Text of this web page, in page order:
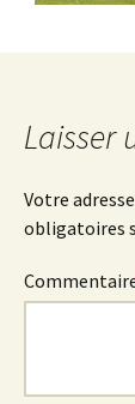
Laisser
Votre
obligatoires